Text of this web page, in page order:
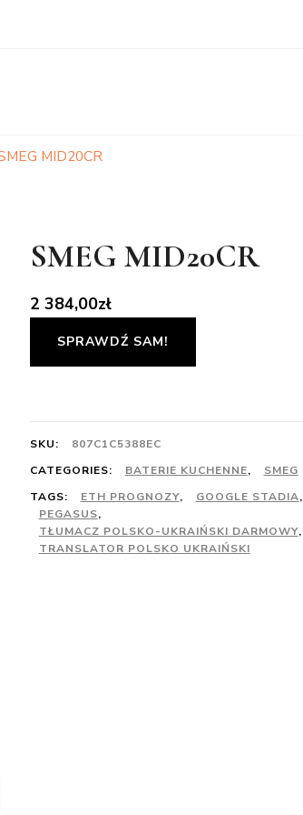
MID20CR
SMEG MID20CR
2 384,00zł
SPRAWDŹ SAM!
SKU:
807C1C5388EC
CATEGORIES:
BATERIE KUCHENNE,
SMEG
TAGS:
ETH PROGNOZY, GOOGLE STADIA,
PEGASUS,
TŁUMACZ POLSKO-UKRAIŃSKI DARMOWY,
TRANSLATOR POLSKO UKRAIŃSKI